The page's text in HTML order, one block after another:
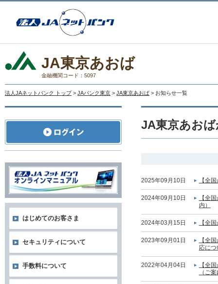
JA東京あおば
金融機関コード：5097
法人JAネットバンク トップ > JAバンク東京 > JA東京あおば > お知らせ一覧
JA東京あお
2025年09月10日 【全
2024年09月10日
【全
内）
2024年03月15日 【全
2023年09月01日
【全
応に
2022年04月04日
【全
（ご
はじめてのお客さま
セキュリティについて
手数料について